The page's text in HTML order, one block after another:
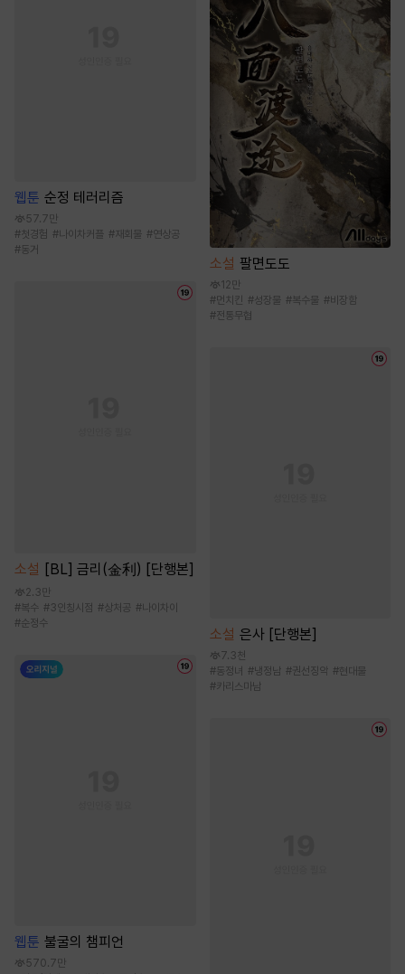
웹툰 순정 테러리즘
57.7만
#첫경험 #나이차커플 # 재회물 #연상공
#동거
소설 [BL] 금리(金利) [단행본]
2.3만
#복수 #3인칭시점 #상처공 #나이차이
#순정수
웹툰 불굴의 챔피언
570.7만
소설 팔면도도
12만
#먼치킨 #성장물 #복수물 #비장함
#전통무협
소설 은사 [단행본]
7.3천
#동정녀 #냉정남 #권선징악 #현대물
#카리스마남